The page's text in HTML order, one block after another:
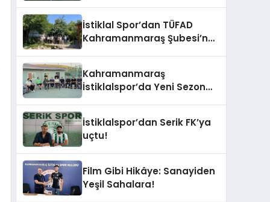
İstiklal Spor’dan TÜFAD
Kahramanmaraş Şubesi’ne
Kahramanmaraş
İstiklalspor’da Yeni Sezon
İstiklalspor’dan Serik FK’ya
uçtu!
Film Gibi Hikâye: Sanayiden
Yeşil Sahalara!